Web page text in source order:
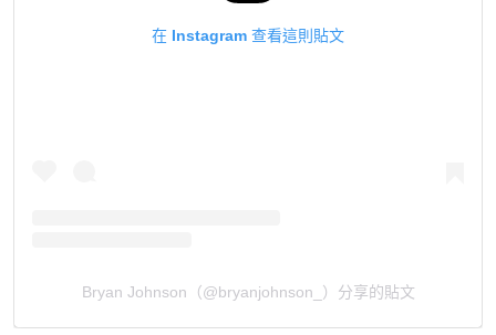
在 Instagram 查看這則貼文
Bryan Johnson（@bryanjohnson_）分享的貼文